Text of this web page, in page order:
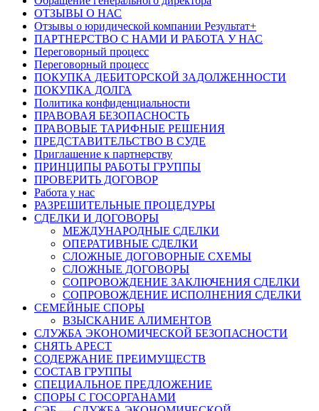
ОТЗЫВЫ О НАС
Отзывы о юридической компании Результат+
ПАРТНЕРСТВО С НАМИ И РАБОТА У НАС
Переговорный процесс
Переговорный процесс
ПОКУПКА ДЕБИТОРСКОЙ ЗАДОЛЖЕННОСТИ
ПОКУПКА ДОЛГА
Политика конфиденциальности
ПРАВОВАЯ БЕЗОПАСНОСТЬ
ПРАВОВЫЕ ТАРИФНЫЕ РЕШЕНИЯ
ПРЕДСТАВИТЕЛЬСТВО В СУДЕ
Приглашение к партнерству
ПРИНЦИПЫ РАБОТЫ ГРУППЫ
ПРОВЕРИТЬ ДОГОВОР
Работа у нас
РАЗРЕШИТЕЛЬНЫЕ ПРОЦЕДУРЫ
СДЕЛКИ И ДОГОВОРЫ
МЕЖДУНАРОДНЫЕ СДЕЛКИ
ОПЕРАТИВНЫЕ СДЕЛКИ
СЛОЖНЫЕ ДОГОВОРНЫЕ СХЕМЫ
СЛОЖНЫЕ ДОГОВОРЫ
СОПРОВОЖДЕНИЕ ЗАКЛЮЧЕНИЯ СДЕЛКИ
СОПРОВОЖДЕНИЕ ИСПОЛНЕНИЯ СДЕЛКИ
СЕМЕЙНЫЕ СПОРЫ
ВЗЫСКАНИЕ АЛИМЕНТОВ
СЛУЖБА ЭКОНОМИЧЕСКОЙ БЕЗОПАСНОСТИ
СНЯТЬ АРЕСТ
СОДЕРЖАНИЕ ПРЕИМУЩЕСТВ
СОСТАВ ГРУППЫ
СПЕЦИАЛЬНОЕ ПРЕДЛОЖЕНИЕ
СПОРЫ С ГОСОРГАНАМИ